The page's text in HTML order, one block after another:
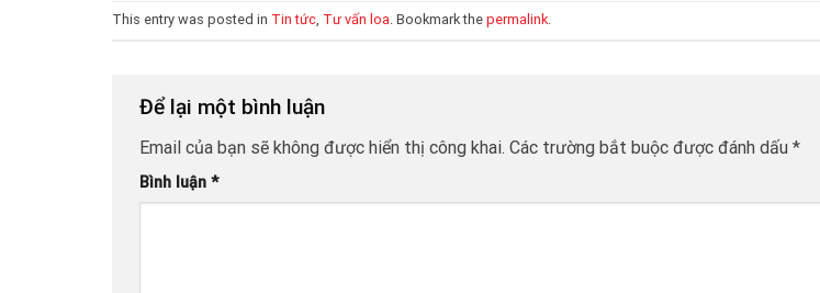
This entry was posted in Tin tức Tư vấn loa . Bookmark the permalink
Để lại một bình luận
Email của bạn sẽ không được hiển thị công khai. Các trường bắt buộc được đánh dấu *
Bình luận *